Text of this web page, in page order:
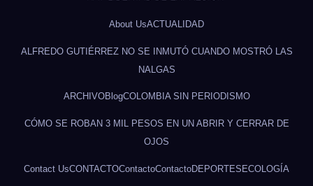
About UsACTUALIDAD
ALFREDO GUTIÉRREZ NO SE INMUTÓ CUANDO MOSTRÓ LAS
NALGAS
ARCHIVOBlogCOLOMBIA SIN PERIODISMO
CÓMO SE ROBAN 3 MIL PESOS EN UN ABRIR Y CERRAR DE
OJOS
Contact UsCONTACTOContactoContactoDEPORTES ECOLOGÍA